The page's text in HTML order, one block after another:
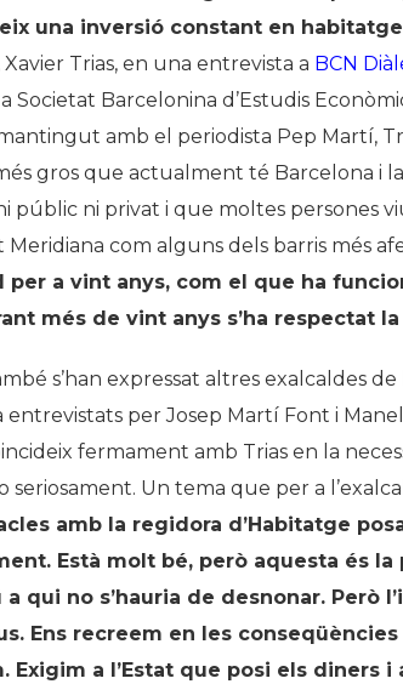
una inversió constant en
Trias, en una entrevista a BCN
Societat Barcelonina d’Estudis
amb el periodista Pep Martí,
gros que actualment té Barcelona i
públic ni privat i que moltes persones
com alguns dels barris més
per a vint anys, com el que ha
més de vint anys s’ha respectat
s’han expressat altres exalcaldes
per Josep Martí Font i Manel
fermament amb Trias en la
seriosament. Un tema que per a
amb la regidora d’Habitatge
Està molt bé, però aquesta és la
a qui no s’hauria de desnonar. Però l’
Ens recreem en les
Exigim a l’Estat que posi els diners i